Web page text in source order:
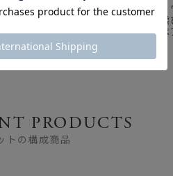
いを伝えるギフト ｜
レンタインにもおすす
結婚祝い
ギフトに
日使えるペ
PRODUCTS
トの構成商品